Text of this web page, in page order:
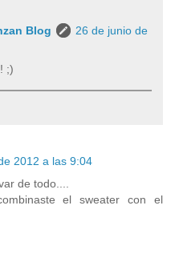
Blog
26 de junio de
;)
2012 a las 9:04
de todo....
el sweater con el